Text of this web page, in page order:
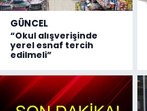
GÜNCEL
“Okul alışverişinde
yerel esnaf tercih
edilmeli”